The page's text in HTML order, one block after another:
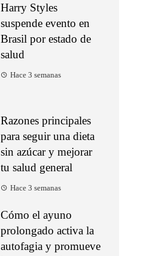
Harry Styles
suspende evento en
Brasil por estado de
salud
Hace 3 semanas
Razones principales
para seguir una dieta
sin azúcar y mejorar
tu salud general
Hace 3 semanas
Cómo el ayuno
prolongado activa la
autofagia y promueve